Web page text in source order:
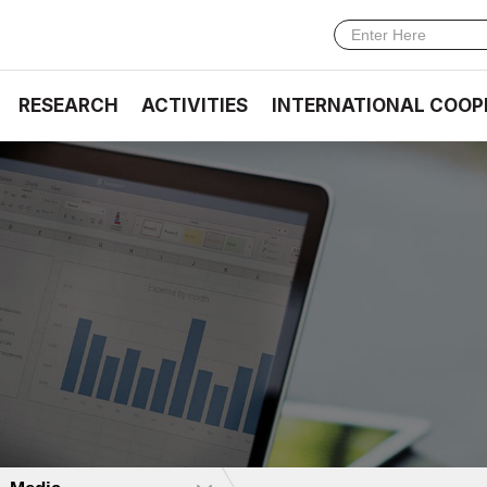
RESEARCH ACTIVITIES INTERNATIONAL